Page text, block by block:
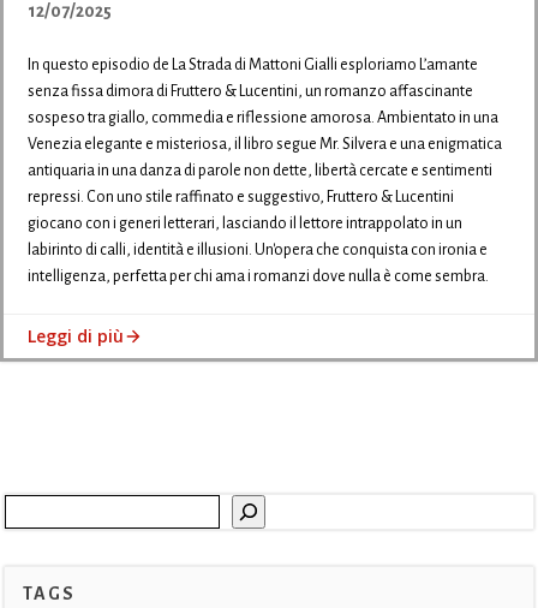
12/07/2025
In questo episodio de La Strada di Mattoni Gialli esploriamo L’amante
senza fissa dimora di Fruttero & Lucentini, un romanzo affascinante
sospeso tra giallo, commedia e riflessione amorosa. Ambientato in una
Venezia elegante e misteriosa, il libro segue Mr. Silvera e una enigmatica
antiquaria in una danza di parole non dette, libertà cercate e sentimenti
repressi. Con uno stile raffinato e suggestivo, Fruttero & Lucentini
giocano con i generi letterari, lasciando il lettore intrappolato in un
labirinto di calli, identità e illusioni. Un'opera che conquista con ironia e
intelligenza, perfetta per chi ama i romanzi dove nulla è come sembra.
Leggi di più
TAGS